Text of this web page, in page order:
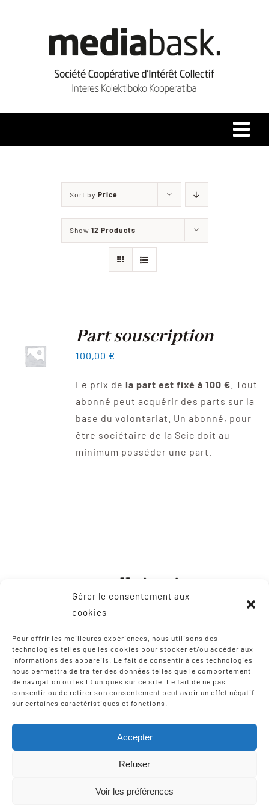
Gérer le consentement aux
cookies
Pour offrir les meilleures expériences, nous utilisons des
technologies telles que les cookies pour stocker et/ou accéder aux
informations des appareils. Le fait de consentir à ces technologies
nous permettra de traiter des données telles que le comportement
de navigation ou les ID uniques sur ce site. Le fait de ne pas
consentir ou de retirer son consentement peut avoir un effet négatif
sur certaines caractéristiques et fonctions.
Accepter
Refuser
Voir les préférences
Qui sommes-nous ?
Coopérative
Contact
Sort by Price
Show 12 Products
Part souscription
100,00 €
Le prix de la part est fixé à 100 € . Tout
abonné peut acquérir des parts sur la
base du volontariat. Un abonné, pour
être sociétaire de la Scic doit au
minimum posséder une part.
CONTACT
8, Zone Artisanale Martinzaharenia
Tel: +33 9 75 12 97 02
Email:scic-iparla@mediabask.eus
© Copyright 2012 - 2026 | Mentions légales